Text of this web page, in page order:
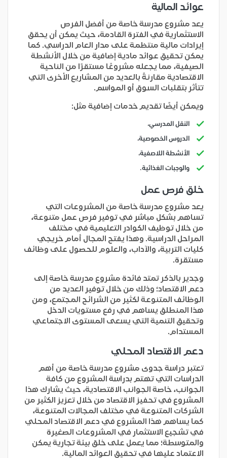
عوائد المالية
يعد مشروع مدرسة خاصة من أفضل الفرص
الاستثمارية في الفترة القادمة، حيث يمكن أن يحقق
إيرادات مالية منتظمة على مدار العام الدراسي. كما
يمكن تحقيق عوائد مادية إضافية من خلال الأنشطة
الصيفية، مما يجعله مشروعًا مستقرًا من الناحية
الاقتصادية مقارنةً بالعديد من المشاريع الأخرى التي
تتأثر بتقلبات السوق أو المواسم.
ويمكن أيضًا تقديم خدمات إضافية مثل:
النقل المدرسي،
الدروس الخصوصية،
الأنشطة اللاصفية،
والوجبات الغذائية.
خلق فرص عمل
يعد مشروع مدرسة خاصة من المشروعات التي
تساهم بشكل مباشر في توفير فرص عمل متنوعة،
من خلال توظيف الكوادر التعليمية في مختلف
المراحل الدراسية. وهذا يفتح المجال أمام خريجي
كليات التربية، والآداب، والعلوم للحصول على وظائف
مستقرة.
وجدير بالذكر تمتد فائدة مشروع مدرسة خاصة إلى
دعم الاقتصاد؛ وذلك من خلال توفير العديد من
الوظائف المتنوعة لكثير من الشرائح المجتمع، ومن
هذا المنطلق يساهم في رفع مستويات الدخل
وتحقيق التنمية التي يسعى المستوى الاجتماعي
المستدام.
دعم الاقتصاد المحلي
تعتبر دراسة جدوى مشروع مدرسة خاصة من أهم
الدراسات التي تهتم بدراسة المشروع من كافة
الجوانب، خاصة الجوانب الاقتصادية، حيث يشارك هذا
المشروع في تحفيز الاقتصاد من خلال تعزيز الكثير من
الشركات المتنوعة في مختلف المجالات المتنوعة،
كما يساهم هذا المشروع في دعم الاقتصاد المحلي
في تشجيع الاستثمار في المشروعات الصغيرة
والمتوسطة؛ مما يعمل على خلق بيئة تجارية يمكن
الاعتماد عليها في تحقيق العوائد المالية.